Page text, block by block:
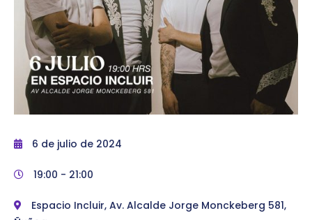
6 de julio de 2024
19:00 - 21:00
Espacio Incluir, Av. Alcalde Jorge Monckeberg 581,